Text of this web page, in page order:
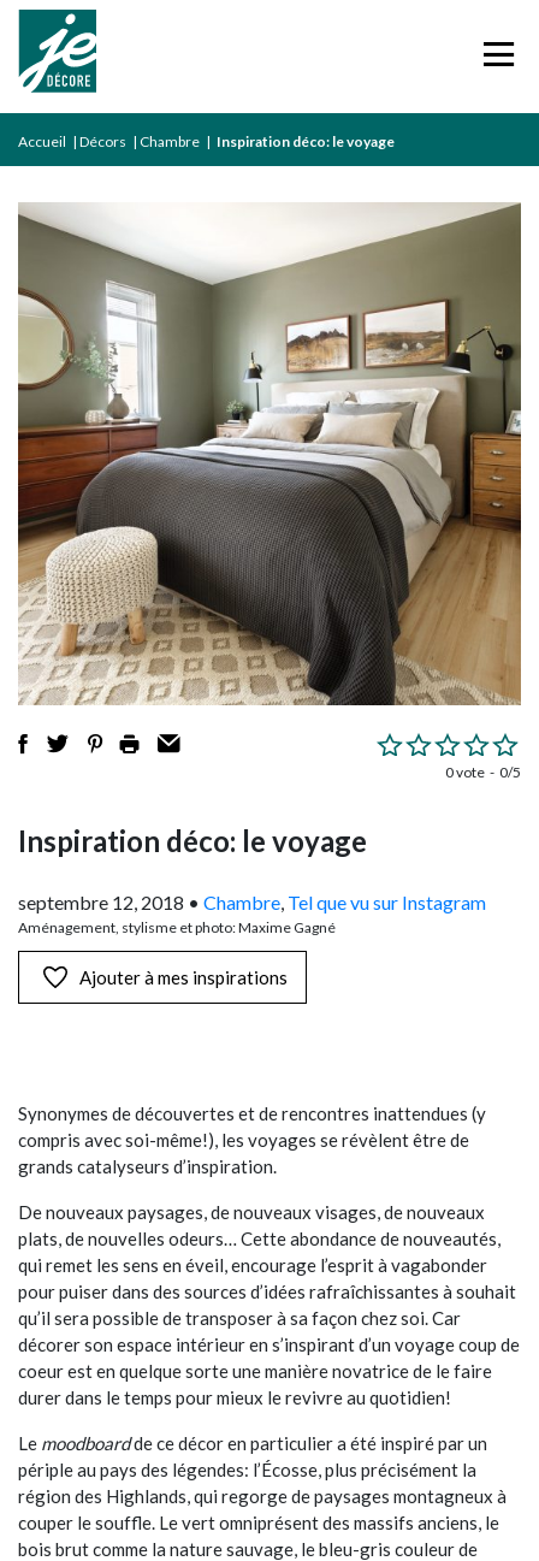
Accueil | Décors | Chambre | Inspiration déco: le voyage
0 vote 0/5
Inspiration déco: le voyage
septembre 12, 2018 • Chambre, Tel que vu sur Instagram
Aménagement, stylisme et photo: Maxime Gagné
Ajouter à mes inspirations
Synonymes de découvertes et de rencontres inattendues (y
compris avec soi-même!), les voyages se révèlent être de
grands catalyseurs d’inspiration.
De nouveaux paysages, de nouveaux visages, de nouveaux
plats, de nouvelles odeurs… Cette abondance de nouveautés,
qui remet les sens en éveil, encourage l’esprit à vagabonder
pour puiser dans des sources d’idées rafraîchissantes à souhait
qu’il sera possible de transposer à sa façon chez soi. Car
décorer son espace intérieur en s’inspirant d’un voyage coup de
coeur est en quelque sorte une manière novatrice de le faire
durer dans le temps pour mieux le revivre au quotidien!
Le moodboardde ce décor en particulier a été inspiré par un
périple au pays des légendes: l’Écosse, plus précisément la
région des Highlands, qui regorge de paysages montagneux à
couper le souffle. Le vert omniprésent des massifs anciens, le
bois brut comme la nature sauvage, le bleu-gris couleur de